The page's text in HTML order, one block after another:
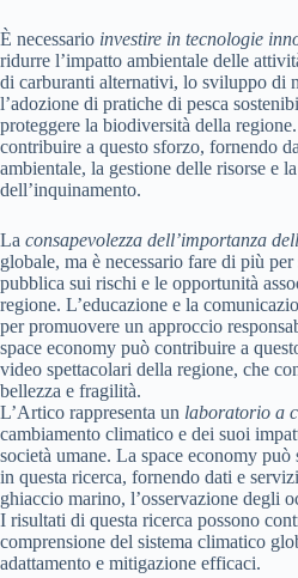
È necessario investire in tecnologie
ridurre l’impatto ambientale delle
di carburanti alternativi, lo sviluppo di
l’adozione di pratiche di pesca
proteggere la biodiversità della
contribuire a questo sforzo, fornendo
ambientale, la gestione delle risorse e
dell’inquinamento.
La consapevolezza dell’importanza
globale, ma è necessario fare di più
pubblica sui rischi e le opportunità
regione. L’educazione e la
per promuovere un approccio
space economy può contribuire a
video spettacolari della regione, che
bellezza e fragilità.
L’Artico rappresenta un laboratorio a
cambiamento climatico e dei suoi
società umane. La space economy
in questa ricerca, fornendo dati e
ghiaccio marino, l’osservazione degli
I risultati di questa ricerca possono
comprensione del sistema climatico
adattamento e mitigazione efficaci.